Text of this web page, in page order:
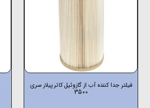
فیلتر جدا کننده آب از گازوئیل کاترپیلار سری
3500